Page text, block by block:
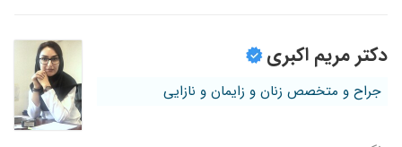
دکتر مریم اکبری
جراح و متخصص زنان و زایمان و نازایی